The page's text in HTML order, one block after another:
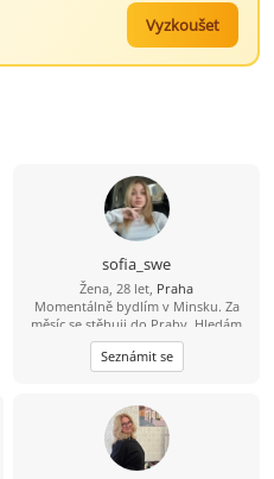
Vyzkoušet
sofia_swe
Žena, 28 let, Praha
Momentálně bydlím v Minsku. Za
měsíc se stěhuji do Prahy. Hledám
muže z Prahy)
Seznámit se